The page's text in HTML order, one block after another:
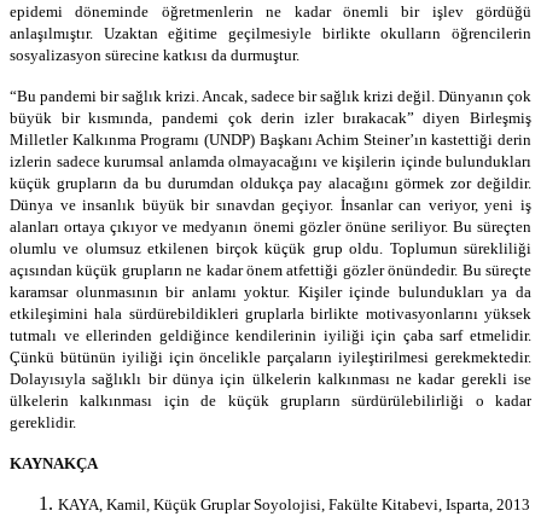
epidemi döneminde öğretmenlerin ne kadar önemli bir işlev gördüğü
anlaşılmıştır. Uzaktan eğitime geçilmesiyle birlikte okulların öğrencilerin
sosyalizasyon sürecine katkısı da durmuştur.
“Bu pandemi bir sağlık krizi. Ancak, sadece bir sağlık krizi değil. Dünyanın çok
büyük bir kısmında, pandemi çok derin izler bırakacak” diyen Birleşmiş
Milletler Kalkınma Programı (UNDP) Başkanı Achim Steiner’ın kastettiği derin
izlerin sadece kurumsal anlamda olmayacağını ve kişilerin içinde bulundukları
küçük grupların da bu durumdan oldukça pay alacağını görmek zor değildir.
Dünya ve insanlık büyük bir sınavdan geçiyor. İnsanlar can veriyor, yeni iş
alanları ortaya çıkıyor ve medyanın önemi gözler önüne seriliyor. Bu süreçten
olumlu ve olumsuz etkilenen birçok küçük grup oldu. Toplumun sürekliliği
açısından küçük grupların ne kadar önem atfettiği gözler önündedir. Bu süreçte
karamsar olunmasının bir anlamı yoktur. Kişiler içinde bulundukları ya da
etkileşimini hala sürdürebildikleri gruplarla birlikte motivasyonlarını yüksek
tutmalı ve ellerinden geldiğince kendilerinin iyiliği için çaba sarf etmelidir.
Çünkü bütünün iyiliği için öncelikle parçaların iyileştirilmesi gerekmektedir.
Dolayısıyla sağlıklı bir dünya için ülkelerin kalkınması ne kadar gerekli ise
ülkelerin kalkınması için de küçük grupların sürdürülebilirliği o kadar
gereklidir.
KAYNAKÇA
KAYA, Kamil, Küçük Gruplar Soyolojisi, Fakülte Kitabevi, Isparta, 2013